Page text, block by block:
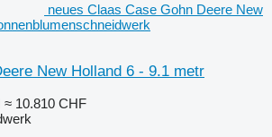
neues Claas Case Gohn Deere New
New Holland 6 - 9.1 metr
≈ 10.810 CHF